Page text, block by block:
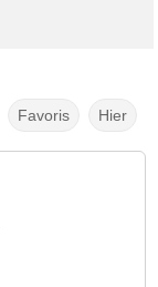
Favoris Hier